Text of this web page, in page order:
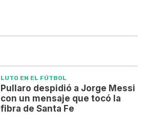
LUTO EN EL FÚTBOL
Pullaro despidió a Jorge Messi
con un mensaje que tocó la
fibra de Santa Fe